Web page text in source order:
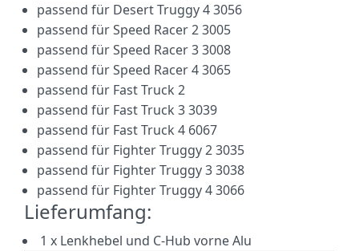
passend für Desert Truggy 43056
passend fürSpeed Racer 23005
passend fürSpeed Racer 33008
passend fürSpeed Racer 43065
passend für Fast Truck 2
passend für Fast Truck 3 3039
passend für Fast Truck 4 6067
passend für Fighter Truggy 2 3035
passend für Fighter Truggy 33038
passend für Fighter Truggy 4 3066
Lieferumfang:
1 x Lenkhebel und C-Hub vorne Alu